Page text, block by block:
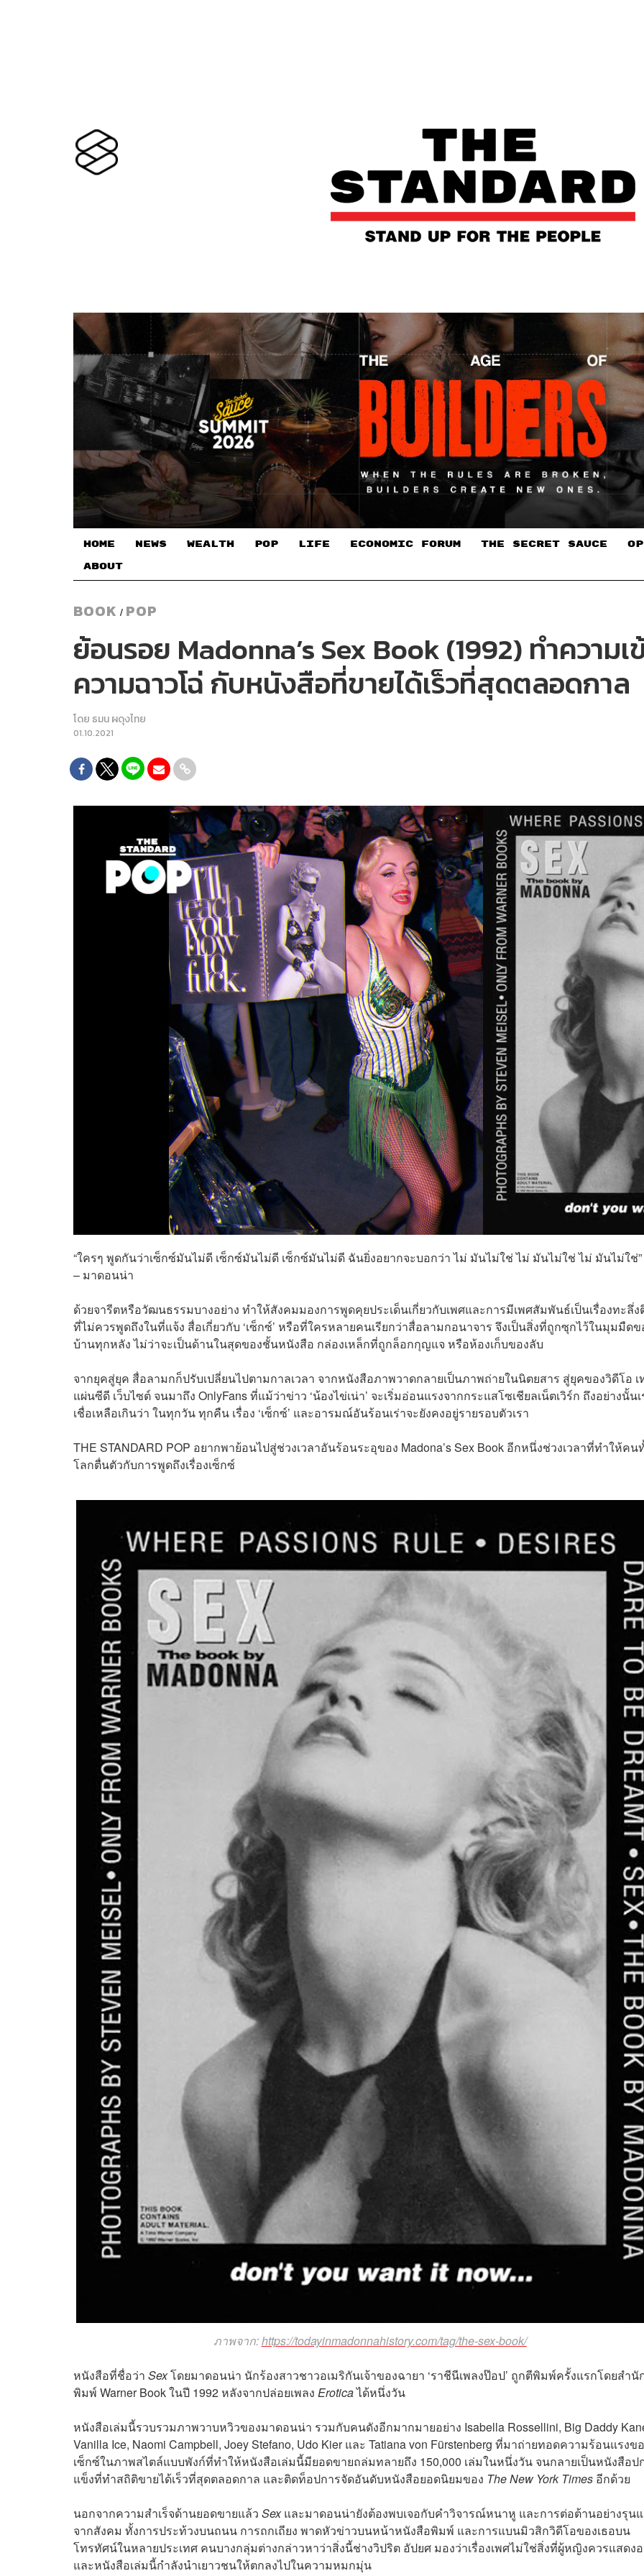
HOME NEWS WEALTH POP LIFE ECONOMIC FORUM THE SECRET SAUCE​
ABOUT
BOOK / POP
ย้อนรอย Madonna’s Sex Book (1992) ทำความเ
ความฉาวโฉ่ กับหนังสือที่ขายได้เร็วที่สุดตลอดกาล
โดย ธมน ผดุงไทย
01.10.2021
“ใครๆ พูดกันว่าเซ็กซ์มันไม่ดี เซ็กซ์มันไม่ดี เซ็กซ์มันไม่ดี ฉันยิ่งอยากจะบอกว่า ไม่ มันไม่ใช่ ไม่ มันไม่ใช่ ไม่ มันไม่ใช่”
– มาดอนน่า
ด้วยจารีตหรือวัฒนธรรมบางอย่าง ทำให้สังคมมองการพูดคุยประเด็นเกี่ยวกับเพศและการมีเพศสัมพันธ์เป็นเรื่องทะลึ่ง
ที่ไม่ควรพูดถึงในที่แจ้ง สื่อเกี่ยวกับ ‘เซ็กซ์’ หรือที่ใครหลายคนเรียกว่าสื่อลามกอนาจาร จึงเป็นสิ่งที่ถูกซุกไว้ในมุมมืดข
บ้านทุกหลัง ไม่ว่าจะเป็นด้านในสุดของชั้นหนังสือ กล่องเหล็กที่ถูกล็อกกุญแจ หรือห้องเก็บของลับ
จากยุคสู่ยุค สื่อลามกก็ปรับเปลี่ยนไปตามกาลเวลา จากหนังสือภาพวาดกลายเป็นภาพถ่ายในนิตยสาร สู่ยุคของวิดีโอ เ
แผ่นซีดี เว็บไซต์ จนมาถึง OnlyFans ที่แม้ว่าข่าว ‘น้องไข่เน่า’ จะเริ่มอ่อนแรงจากกระแสโซเชียลเน็ตเวิร์ก ถึงอย่างนั้น
เชื่อเหลือเกินว่า ในทุกวัน ทุกคืน เรื่อง ‘เซ็กซ์’ และอารมณ์อันร้อนเร่าจะยังคงอยู่รายรอบตัวเรา
THE STANDARD POP อยากพาย้อนไปสู่ช่วงเวลาอันร้อนระอุของ Madona’s Sex Book อีกหนึ่งช่วงเวลาที่ทำให้คน
โลกตื่นตัวกับการพูดถึงเรื่องเซ็กซ์
ภาพจาก:https://todayinmadonnahistory.com/tag/the-sex-book/
หนังสือที่ชื่อว่า Sexโดยมาดอนน่า นักร้องสาวชาวอเมริกันเจ้าของฉายา ‘ราชีนีเพลงป๊อป’ ถูกตีพิมพ์ครั้งแรกโดยสำนั
พิมพ์ Warner Book ในปี 1992 หลังจากปล่อยเพลง Eroticaได้หนึ่งวัน
หนังสือเล่มนี้รวบรวมภาพวาบหวิวของมาดอนน่า รวมกับคนดังอีกมากมายอย่าง Isabella Rossellini, Big Daddy
Vanilla Ice, Naomi Campbell, Joey Stefano, Udo Kier และ Tatiana von Fürstenberg ที่มาถ่ายทอดความร้อนแรงข
เซ็กซ์ในภาพสไตล์แบบพังก์ที่ทำให้หนังสือเล่มนี้มียอดขายถล่มทลายถึง 150,000 เล่มในหนึ่งวัน จนกลายเป็นหนังสือป
แข็งที่ทำสถิติขายได้เร็วที่สุดตลอดกาล และติดท็อปการจัดอันดับหนังสือยอดนิยมของ The New York Times อีกด้วย
นอกจากความสำเร็จด้านยอดขายแล้ว Sexและมาดอนน่ายังต้องพบเจอกับคำวิจารณ์หนาหู และการต่อต้านอย่างรุน
จากสังคม ทั้งการประท้วงบนถนน การถกเถียง พาดหัวข่าวบนหน้าหนังสือพิมพ์ และการแบนมิวสิกวิดีโอของเธอบน
โทรทัศน์ในหลายประเทศ คนบางกลุ่มต่างกล่าวหาว่าสิ่งนี้ช่างวิปริต อัปยศ มองว่าเรื่องเพศไม่ใช่สิ่งที่ผู้หญิงควรแสดง
และหนังสือเล่มนี้กำลังนำเยาวชนให้ตกลงไปในความหมกมุ่น